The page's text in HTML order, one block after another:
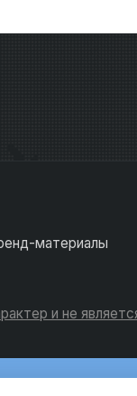
материалы
и не